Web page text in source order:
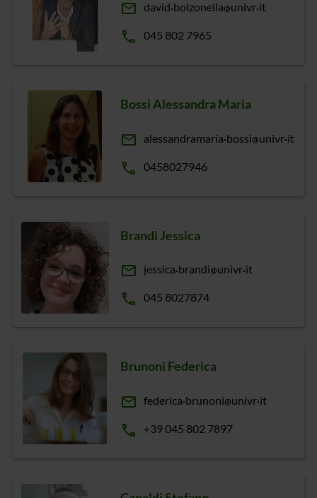
email david bolzonella univr it
phone 045 802 7965
Bossi Alessandra Maria
email alessandramaria bossi univr it
phone 0458027946
Brandi Jessica
email jessica brandi univr it
phone 045 8027874
Brunoni Federica
email federica brunoni univr it
phone +39 045 802 7897